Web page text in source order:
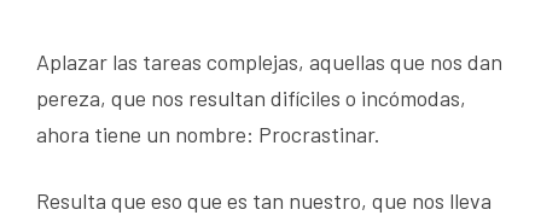
Aplazar las tareas complejas, aquellas que nos dan
pereza, que nos resultan difíciles o incómodas,
ahora tiene un nombre: Procrastinar.
Resulta que eso que es tan nuestro, que nos lleva